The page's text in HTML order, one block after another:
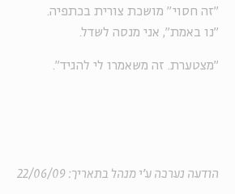
"זה חסוי" מושכת צורית בכתפיה.
"נו באמת", אני מנסה לשדל.
"מצטערת. זה משאמרו לי להגיד".
הודעה נערכה ע'י מנהל בתאריך: 22/06/09